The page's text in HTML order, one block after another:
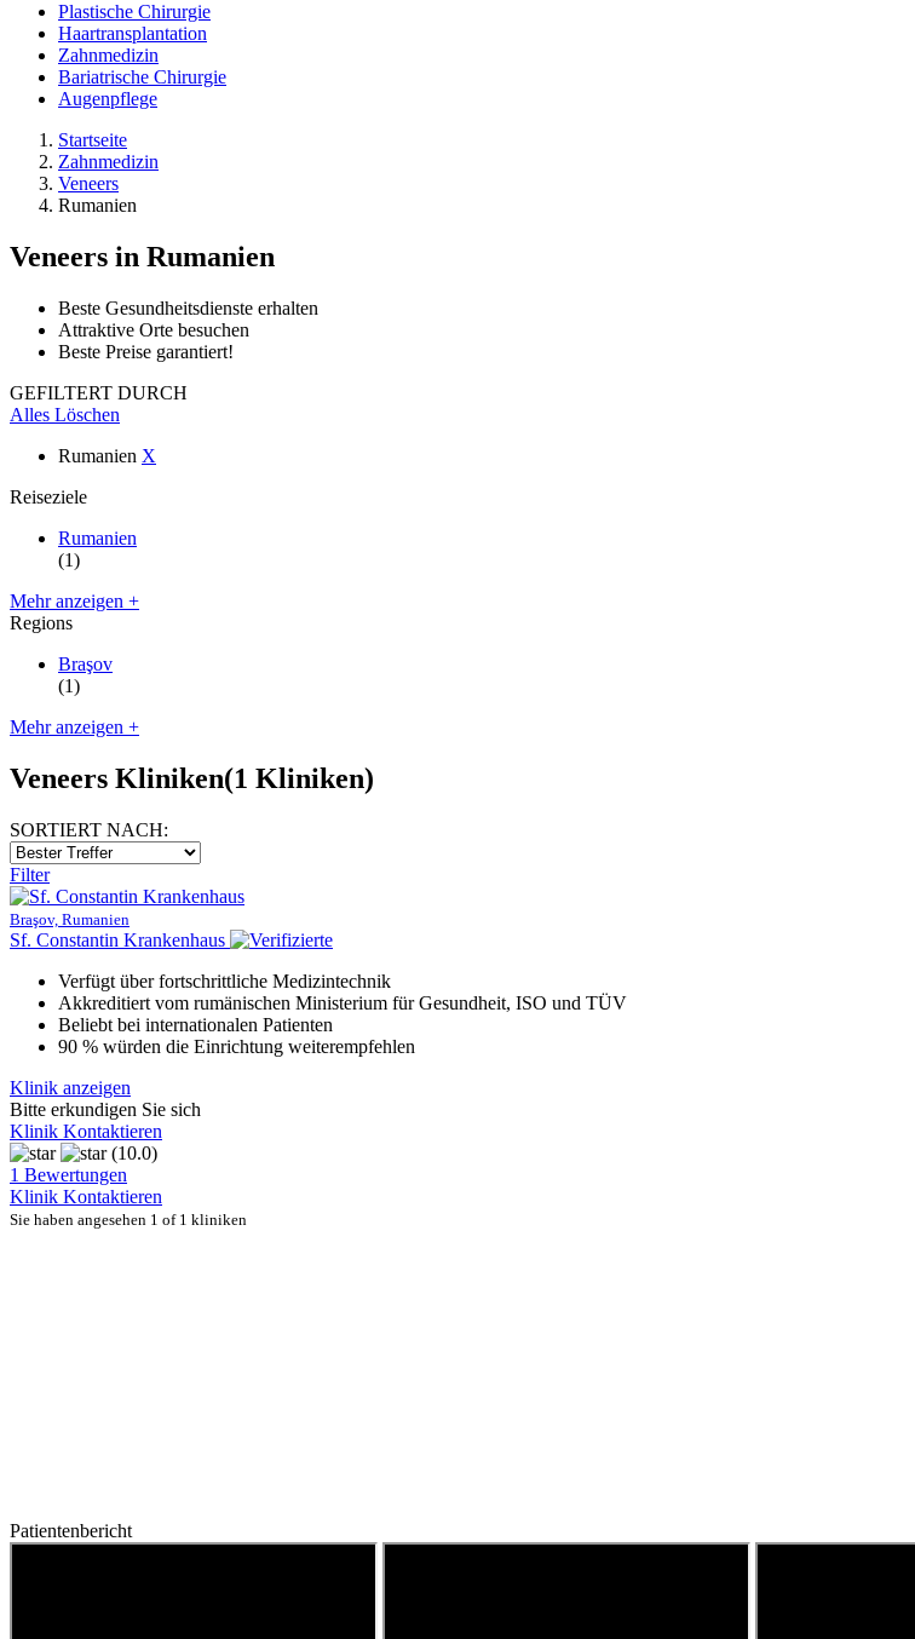
Plastische Chirurgie
Haartransplantation
Zahnmedizin
Bariatrische Chirurgie
Augenpflege
Startseite
Zahnmedizin
Veneers
Rumanien
Veneers in Rumanien
Beste Gesundheitsdienste erhalten
Attraktive Orte besuchen
Beste Preise garantiert!
GEFILTERT DURCH
Alles Löschen
Rumanien X
Reiseziele
Rumanien
(1)
Mehr anzeigen +
Regions
Braşov
(1)
Mehr anzeigen +
Veneers Kliniken(1 Kliniken)
SORTIERT NACH:
Filter
Braşov, Rumanien
Sf. Constantin Krankenhaus
Verfügt über fortschrittliche Medizintechnik
Akkreditiert vom rumänischen Ministerium für Gesundheit, ISO und TÜV
Beliebt bei internationalen Patienten
90 % würden die Einrichtung weiterempfehlen
Klinik anzeigen
Bitte erkundigen Sie sich
Klinik Kontaktieren
(10.0)
1 Bewertungen
Klinik Kontaktieren
Sie haben angesehen 1 of 1 kliniken
Patientenbericht